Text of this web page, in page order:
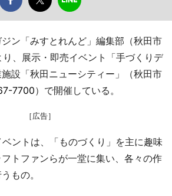
ン「みすとれんど」編集部（秋田市
り、展示・即売イベント「手づくりデ
設「秋田ニューシティー」（秋田市
7700）で開催している。
［広告］
ントは、「ものづくり」を主に趣味
トファンらが一堂に集い、各々の作
もの。